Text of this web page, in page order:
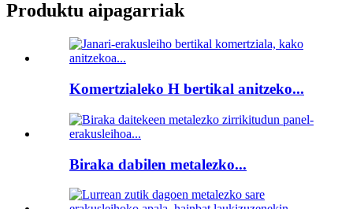
Produktu aipagarriak
Komertzialeko H bertikal anitzeko...
Biraka dabilen metalezko...